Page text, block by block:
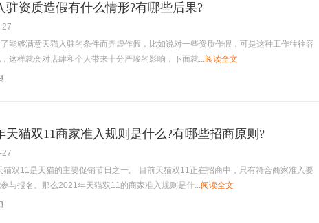
驻资质造假有什么情形?有哪些后果?
27
能够满意天猫入驻的条件而弄虚作假，比如说对一些资质作假，可是这种工作往往容
这样就会对店肆和个人带来十分严峻的影响，下面就...阅读全文
天猫双11商家准入规则是什么?有哪些招商原则?
27
猫双11是天猫的主要促销节日之一。 目前天猫双11正在招商中，只有符合商家准入要
与报名。那么2021年天猫双11的商家准入规则是什...阅读全文